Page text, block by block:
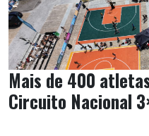
Mais de 400
Circuito Nacional